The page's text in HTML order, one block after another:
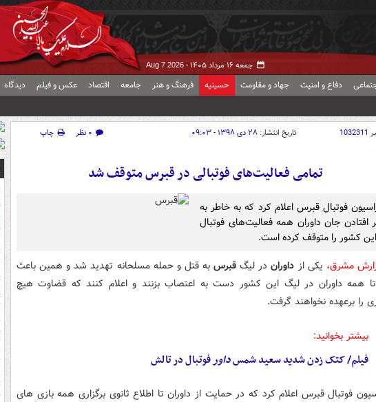
جمعه ۱۶ مرداد ۱۴۰۵ - Aug 7 2026
دفاع و امنیت جهاد و مقاومت حسینیه فرهنگ و هنر جامعه اقتصاد عکس و فیلم دیدگاه
1032311 تاریخ انتشار: ۲۸ دی ۱۳۹۸ - ۰۹:۰۳ ۰ نظر
چاپ
تمامی فعالیت‌های فوتبالی در قبرس متوقف شد
فوتبال قبرس اعلام کرد که به خاطر به
افتادن جان داوران همه فعالیت‌های فوتبال
کشور را متوقف کرده است.
مشرق، یکی از داوران در لیگ قبرس به قتل و حمله مسلحانه تهدید شد و همین باعث
همه داوران در لیگ این کشور دست به اعتصاب بزنند و اعلام کنند که قضاوت هیچ
را برعهده نخواهند گرفت.
بیشتر بخوانید:
فیلم/ کتک زدن شدید سعید شمسداورفوتبال در تالش
فوتبال قبرس اعلام کرد که در حمایت از داوران تا اطلاع ثانوی برگزاری همه بازی های